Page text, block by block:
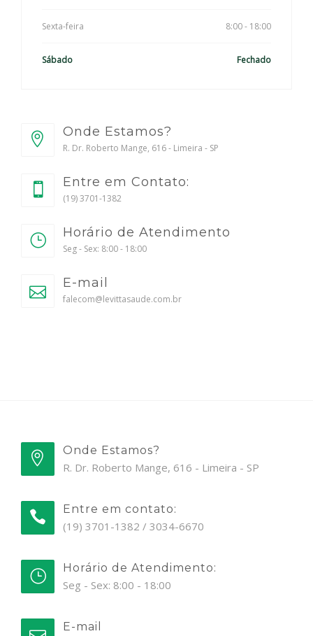
Sexta-feira 8:00 - 18:00
Sábado Fechado
Onde Estamos?
R. Dr. Roberto Mange, 616 - Limeira - SP
Entre em Contato:
(19) 3701-1382
Horário de Atendimento
Seg - Sex: 8:00 - 18:00
E-mail
falecom@levittasaude.com.br
Onde Estamos?
R. Dr. Roberto Mange, 616 - Limeira - SP
Entre em contato:
(19) 3701-1382 / 3034-6670
Horário de Atendimento:
Seg - Sex: 8:00 - 18:00
E-mail